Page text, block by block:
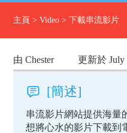
主頁 >Video >下載串流影片
由 Chester 更新於 July
[簡述]
串流影片網站提供海量
想將心水的影片下載到